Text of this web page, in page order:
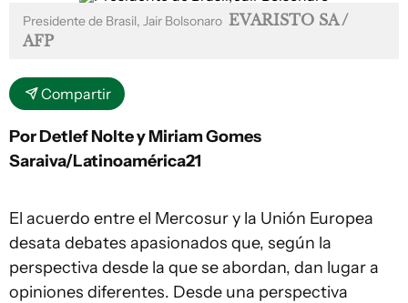
Presidente de Brasil, Jair Bolsonaro EVARISTO SA /
AFP
Compartir
Por Detlef Nolte y Miriam Gomes
Saraiva/Latinoamérica21
El acuerdo entre el Mercosur y la Unión Europea
desata debates apasionados que, según la
perspectiva desde la que se abordan, dan lugar a
opiniones diferentes. Desde una perspectiva